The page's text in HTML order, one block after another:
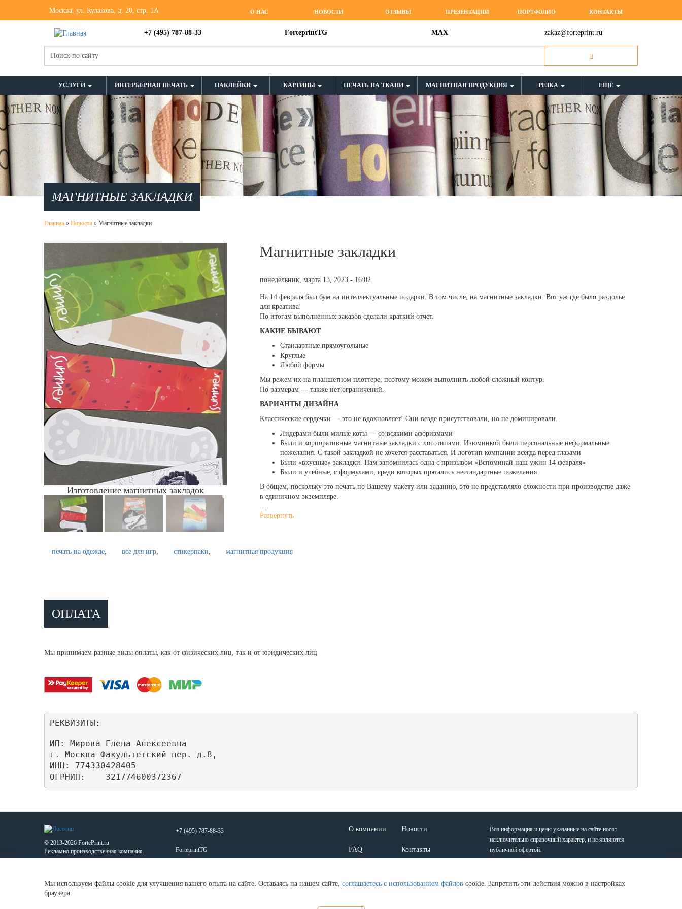
Москва, ул. Кулакова, д. 20, стр. 1А О НАС НОВОСТИ ОТЗЫВЫ ПРЕЗЕНТАЦИИ ПОРТФОЛИО КОНТАКТЫ
+7 (495) 787-88-33 ForteprintTG MAX zakaz@forteprint.ru
УСЛУГИ ИНТЕРЬЕРНАЯ ПЕЧАТЬ НАКЛЕЙКИ КАРТИНЫ ПЕЧАТЬ НА ТКАНИ МАГНИТНАЯ ПРОДУКЦИЯ РЕЗКА ЕЩЁ
МАГНИТНЫЕ ЗАКЛАДКИ
Главная » Новости » Магнитные закладки
Изготовление магнитных закладок
Магнитные закладки
понедельник, марта 13, 2023 - 16:02
На 14 февраля был бум на интеллектуальные подарки. В том числе, на магнитные закладки. Вот уж где было раздолье
для креатива!
По итогам выполненных заказов сделали краткий отчет.
КАКИЕ БЫВАЮТ
Стандартные прямоугольные
Круглые
Любой формы
Мы режем их на планшетном плоттере, поэтому можем выполнить любой сложный контур.
По размерам — также нет ограничений.
ВАРИАНТЫ ДИЗАЙНА
Классические сердечки — это не вдохновляет! Они везде присутствовали, но не доминировали.
Лидерами были милые коты — со всякими афоризмами
Были и корпоративные магнитные закладки с логотипами. Изюминкой были персональные неформальные
пожелания. С такой закладкой не хочется расставаться. И логотип компании всегда перед глазами
Были «вкусные» закладки. Нам запомнилась одна с призывом «Вспоминай наш ужин 14 февраля»
Были и учебные, с формулами, среди которых прятались нестандартные пожелания
В общем, поскольку это печать по Вашему макету или заданию, это не представляло сложности при производстве даже
в единичном экземпляре.
…
Развернуть
печать на одежде все для игр стикерпаки магнитная продукция
ОПЛАТА
Мы принимаем разные виды оплаты, как от физических лиц, так и от юридических лиц
РЕКВИЗИТЫ:
ИП: Мирова Елена Алексеевна
г. Москва Факультетский пер. д.8,
ИНН: 774330428405
ОГРНИП:    321774600372367
© 2013-2026 FortePrint.ru
Рекламно производственная компания.
+7 (495) 787-88-33
ForteprintTG
zakaz@forteprint.ru
О компании Новости
FAQ Контакты
Вся информация и цены указанные на сайте носят
исключительно справочный характер, и не являются
публичной офертой.
Вам будет удобно заказать продукцию прямо у нас в
Мы используем файлы cookie для улучшения вашего опыта на сайте. Оставаясь на нашем сайте, соглашаетесь с использованием файлов cookie. Запретить эти действия можно в настройках
браузера.